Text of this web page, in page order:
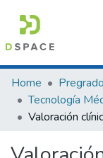
Communities &
All of DSpace
Home Pregrado